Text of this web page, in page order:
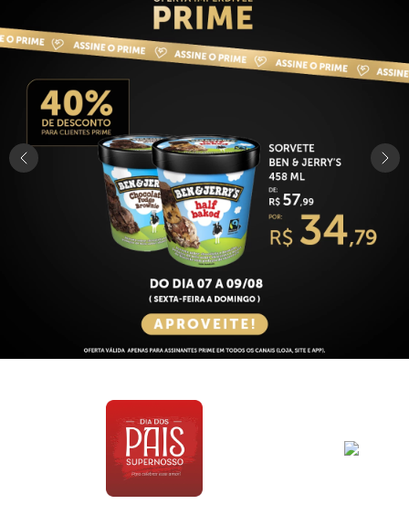
5º queijo
6º biscoito
7º vinhos
detergente
macarrão
chocolate